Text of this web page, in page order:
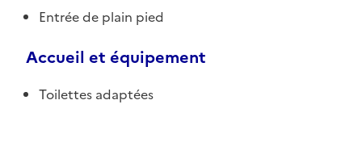
Entrée de plain pied
Accueil et équipement
Toilettes adaptées